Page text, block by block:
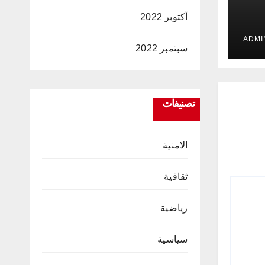
في
أكتوبر 2022
سبتمبر 2022
تصنيفات
الامنية
ثقافية
رياضية
سياسية